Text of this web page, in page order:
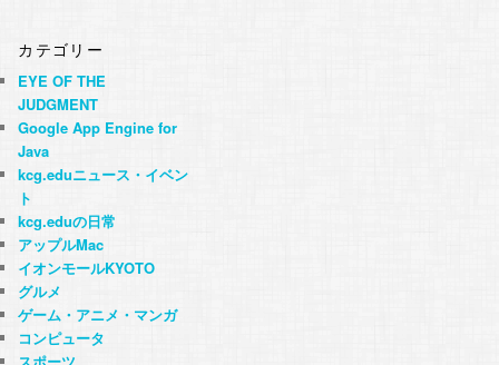
カテゴリー
EYE OF THE
JUDGMENT
Google App Engine for
Java
kcg.eduニュース・イベン
ト
kcg.eduの日常
アップルMac
イオンモールKYOTO
グルメ
ゲーム・アニメ・マンガ
コンピュータ